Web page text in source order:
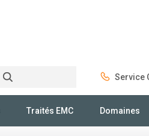
Service
Traités EMC Domaines